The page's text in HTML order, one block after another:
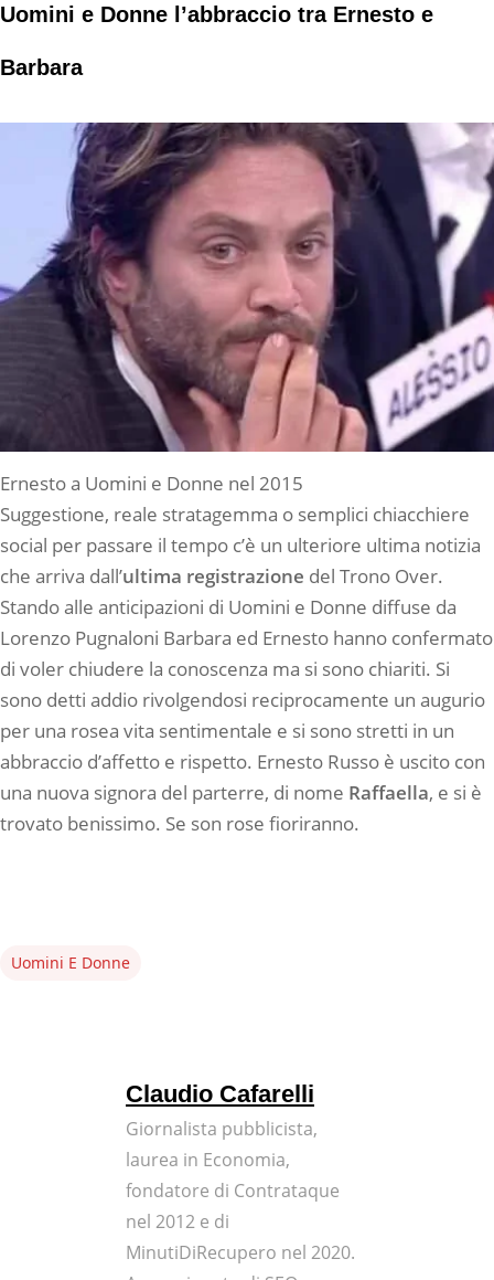
Uomini e Donne l’abbraccio tra Ernesto e
Barbara
Ernesto a Uomini e Donne nel 2015
Suggestione, reale stratagemma o semplici chiacchiere
social per passare il tempo c’è un ulteriore ultima notizia
che arriva dall’ultima registrazione del Trono Over.
Stando alle anticipazioni di Uomini e Donne diffuse da
Lorenzo Pugnaloni Barbara ed Ernesto hanno confermato
di voler chiudere la conoscenza ma si sono chiariti. Si
sono detti addio rivolgendosi reciprocamente un augurio
per una rosea vita sentimentale e si sono stretti in un
abbraccio d’affetto e rispetto. Ernesto Russo è uscito con
una nuova signora del parterre, di nome Raffaella, e si è
trovato benissimo. Se son rose fioriranno.
Uomini E Donne
Claudio Cafarelli
Giornalista pubblicista,
laurea in Economia,
fondatore di Contrataque
nel 2012 e di
MinutiDiRecupero nel 2020.